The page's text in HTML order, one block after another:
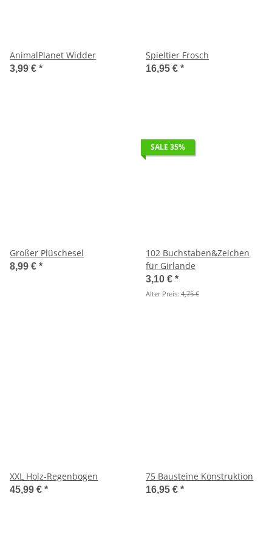
AnimalPlanet Widder
3,99 € *
Spieltier Frosch
16,95 € *
Großer Plüschesel
8,99 € *
SALE 35%
102 Buchstaben&Zeichen
für Girlande
3,10 € *
Alter Preis: 4,75 €
XXL Holz-Regenbogen
45,99 € *
75 Bausteine Konstruktion
16,95 € *